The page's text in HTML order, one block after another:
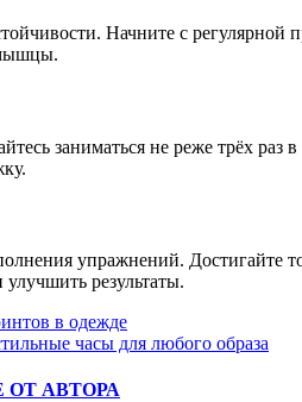
Начните с
заниматься не реже трёх
упражнений. Достигайте
результаты.
в одежде
часы для любого образа
ОТ АВТОРА